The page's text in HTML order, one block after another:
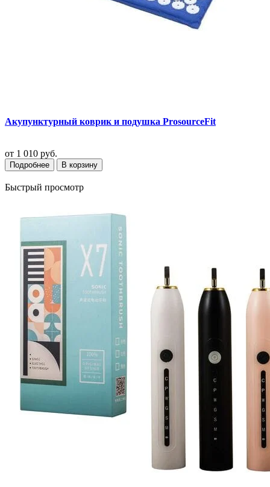
Акупунктурный коврик и подушка ProsourceFit
от 1 010 руб.
Подробнее В корзину
Быстрый просмотр